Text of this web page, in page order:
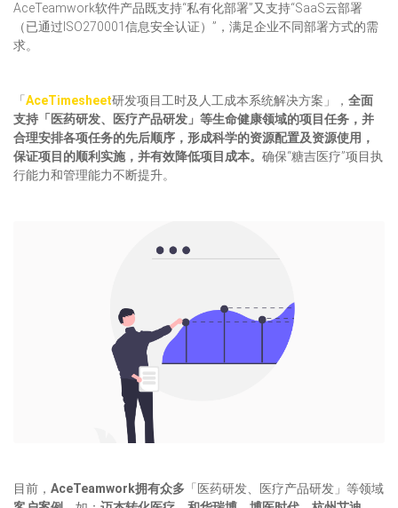
AceTeamwork软件产品既支持“私有化部署”又支持“SaaS云部署
（已通过ISO270001信息安全认证）”，满足企业不同部署方式的需
求。
「 AceTimesheet研发项目工时及人工成本系统解决方案」， 全面
支持「医药研发、医疗产品研发」等生命健康领域的项目任务，并
合理安排各项任务的先后顺序，形成科学的资源配置及资源使用，
保证项目的顺利实施，并有效降低项目成本。 确保“糖吉医疗”项目执
行能力和管理能力不断提升。
目前， AceTeamwork拥有众多 「医药研发、医疗产品研发」等领域